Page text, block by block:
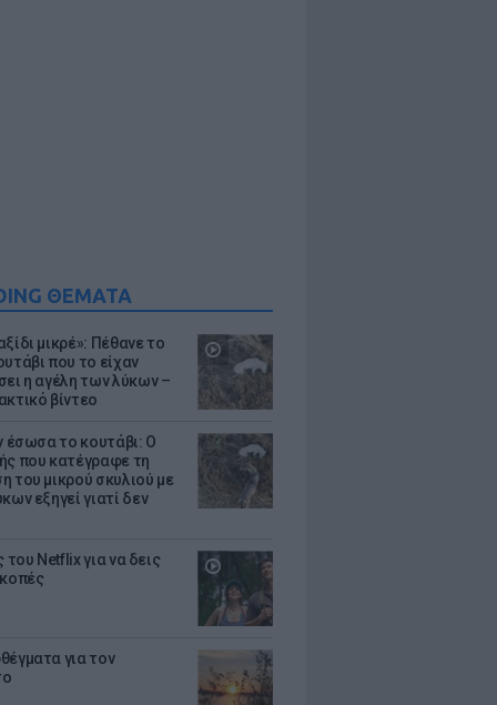
ΘΕΜΑΤΑ
μικρέ»: Πέθανε το
που το είχαν
η αγέλη των λύκων –
βίντεο
έσωσα το κουτάβι: Ο
που κατέγραφε τη
του μικρού σκυλιού με
εξηγεί γιατί δεν
του Netflix για να δεις
για τον